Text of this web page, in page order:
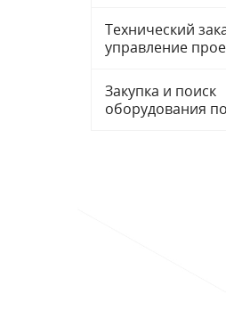
Технический
управление
Закупка и поиск
оборудования